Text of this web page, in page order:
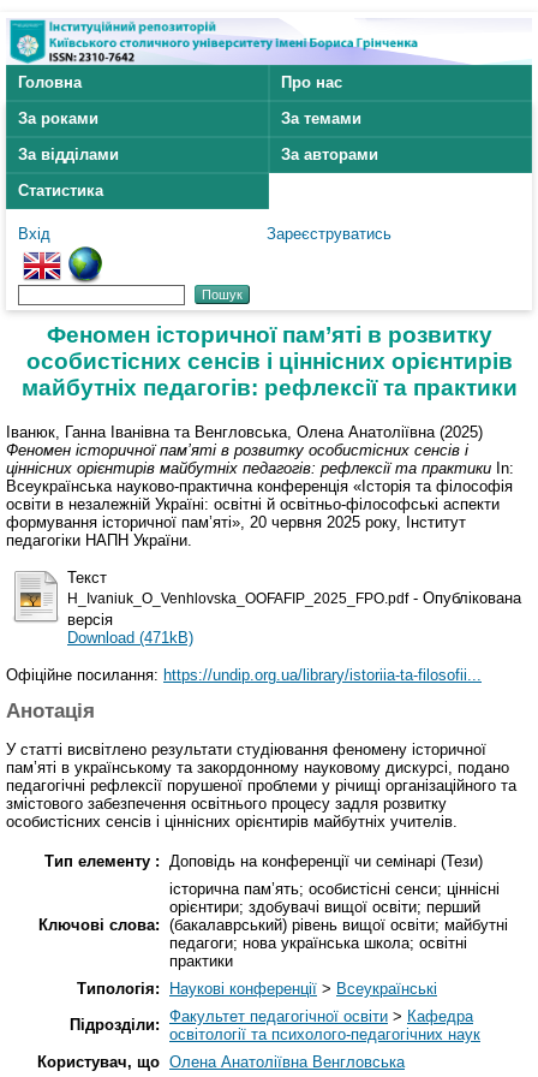
Головна
Про нас
За роками
За темами
За відділами
За авторами
Статистика
Вхід Зареєструватись
Феномен історичної пам’яті в розвитку
особистісних сенсів і ціннісних орієнтирів
майбутніх педагогів: рефлексії та практики
Іванюк, Ганна Іванівна та Венгловська, Олена Анатоліївна (2025)
Феномен історичної пам’яті в розвитку особистісних сенсів і
ціннісних орієнтирів майбутніх педагогів: рефлексії та практики In:
Всеукраїнська науково-практична конференція «Історія та філософія
освіти в незалежній Україні: освітні й освітньо-філософські аспекти
формування історичної пам’яті», 20 червня 2025 року, Інститут
педагогіки НАПН України.
Текст
H_Ivaniuk_O_Venhlovska_OOFAFIP_2025_FPO.pdf- Опублікована
версія
Download (471kB)
Офіційне посилання: https://undip.org.ua/library/istoriia-ta-filosofii...
Анотація
У статті висвітлено результати студіювання феномену історичної
пам’яті в українському та закордонному науковому дискурсі, подано
педагогічні рефлексії порушеної проблеми у річищі організаційного та
змістового забезпечення освітнього процесу задля розвитку
особистісних сенсів і ціннісних орієнтирів майбутніх учителів.
Тип елементу : Доповідь на конференції чи семінарі (Тези)
Ключові слова:
історична пам’ять; особистісні сенси; ціннісні
орієнтири; здобувачі вищої освіти; перший
(бакалаврський) рівень вищої освіти; майбутні
педагоги; нова українська школа; освітні
практики
Типологія:
Наукові конференції > Всеукраїнські
Підрозділи: Факультет педагогічної освіти > Кафедра
освітології та психолого-педагогічних наук
Користувач, що Олена Анатоліївна Венгловська